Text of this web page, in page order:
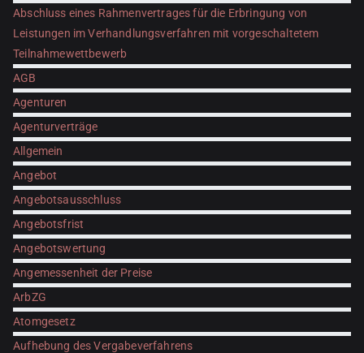
Abschluss eines Rahmenvertrages für die Erbringung von
Leistungen im Verhandlungsverfahren mit vorgeschaltetem
Teilnahmewettbewerb
AGB
Agenturen
Agenturverträge
Allgemein
Angebot
Angebotsausschluss
Angebotsfrist
Angebotswertung
Angemessenheit der Preise
ArbZG
Atomgesetz
Aufhebung des Vergabeverfahrens